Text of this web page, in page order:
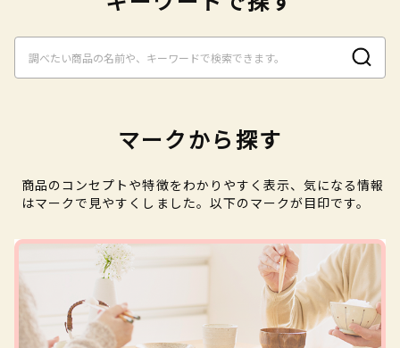
マークから探す
商品のコンセプトや特徴をわかりやすく表示、気になる情報
はマークで見やすくしました。以下のマークが目印です。